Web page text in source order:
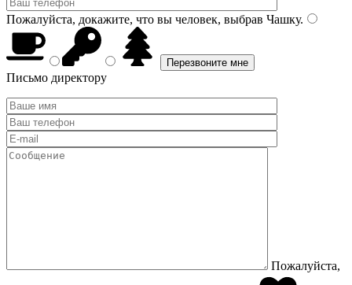
Пожалуйста, докажите, что вы человек, выбрав Чашку.
Письмо директору
Пожалуйста,